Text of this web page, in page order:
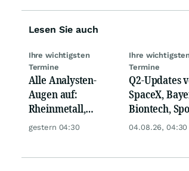
Lesen Sie auch
Ihre wichtigsten
Termine
Alle Analysten-
Augen auf:
Rheinmetall,
Deutsche Telekom,
gestern 04:30
Ihre
Termine
Q2-Updates
SpaceX,
Biontech,
Pfizer,
04.08.26, 04:30